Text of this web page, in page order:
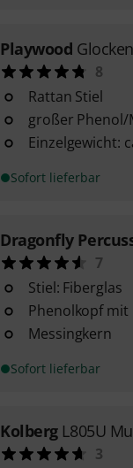
Playwood
8
Rattan Stiel
großer Phenol/
Einzelgewicht:
Sofort lieferbar
Dragonfly
7
Stiel: Fiberglas
Phenolkopf
Messingkern
Sofort lieferbar
Kolberg L805U
3